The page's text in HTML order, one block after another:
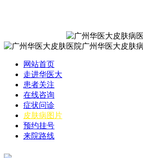
网站首页
走进华医大
患者关注
在线咨询
症状问诊
皮肤病图片
预约挂号
来院路线